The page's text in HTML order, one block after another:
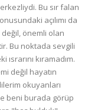
Bu sır falan
açılımı da
önemli olan
Bu noktada sevgili
kıramadım.
değil hayatın
okuyanları
beni burada görüp